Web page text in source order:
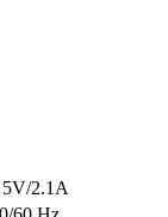
2.1A